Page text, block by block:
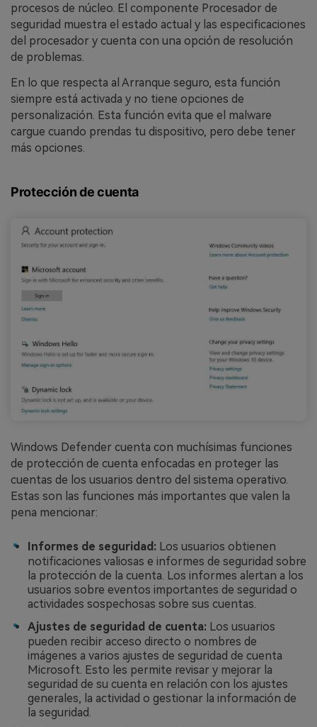
procesos de núcleo. El componente Procesador de
seguridad muestra el estado actual y las especificaciones
del procesador y cuenta con una opción de resolución
de problemas.
En lo que respecta al Arranque seguro, esta función
siempre está activada y no tiene opciones de
personalización. Esta función evita que el malware
cargue cuando prendas tu dispositivo, pero debe tener
más opciones.
Protección de cuenta
Windows Defender cuenta con muchísimas funciones
de protección de cuenta enfocadas en proteger las
cuentas de los usuarios dentro del sistema operativo.
Estas son las funciones más importantes que valen la
pena mencionar:
Informes de seguridad: Los usuarios obtienen
notificaciones valiosas e informes de seguridad sobre
la protección de la cuenta. Los informes alertan a los
usuarios sobre eventos importantes de seguridad o
actividades sospechosas sobre sus cuentas.
Ajustes de seguridad de cuenta: Los usuarios
pueden recibir acceso directo o nombres de
imágenes a varios ajustes de seguridad de cuenta
Microsoft. Esto les permite revisar y mejorar la
seguridad de su cuenta en relación con los ajustes
generales, la actividad o gestionar la información de
la seguridad.